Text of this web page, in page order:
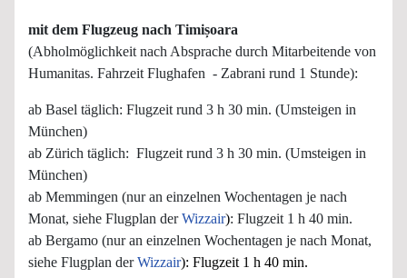
mit dem Flugzeug nach Timișoara
(Abholmöglichkeit nach Absprache durch Mitarbeitende von
Humanitas. Fahrzeit Flughafen - Zabrani rund 1 Stunde):
ab Basel täglich: Flugzeit rund 3 h 30 min. (Umsteigen in
München)
ab Zürich täglich: Flugzeit rund 3 h 30 min. (Umsteigen in
München)
ab Memmingen (nur an einzelnen Wochentagen je nach
Monat, siehe Flugplan derWizzair): Flugzeit 1 h 40 min.
ab Bergamo (nur an einzelnen Wochentagen je nach Monat,
siehe Flugplan derWizzair): Flugzeit 1 h 40 min.